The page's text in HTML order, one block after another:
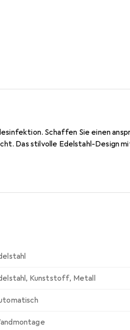
Schaffen Sie einen
Das stilvolle Edelstahl-Design
, Kunststoff, Metall